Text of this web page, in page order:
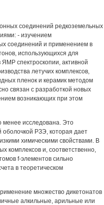
соединений редкоземельных
- изучением
соединений и применением в
использующихся для
ЯМР спектроскопии, активной
летучих комплексов,
пленок и керамик методом
связан с разработкой новых
возникающих при этом
менее исследована. Это
оболочкой РЗЭ, которая дает
химическими свойствами. В
комплексов и, соответственно,
f-элементов сильно
в теоретическом
множество дикетонатов
алкильные, арильные или